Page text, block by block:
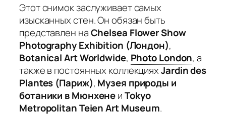
Этот снимок заслуживает самых
изысканных стен. Он обязан быть
представлен наChelsea Flower Show
Photography Exhibition (Лондон),
Botanical Art Worldwide, Photo London, а
также в постоянных коллекцияхJardin des
Plantes (Париж), Музея природы и
ботаники в МюнхенеиTokyo
Metropolitan Teien Art Museum.